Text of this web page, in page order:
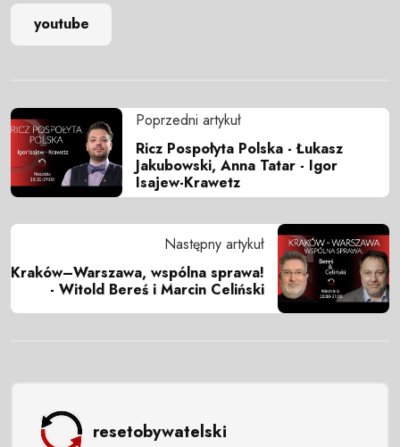
youtube
Poprzedni artykuł
Ricz Pospołyta Polska - Łukasz
Jakubowski, Anna Tatar - Igor
Isajew-Krawetz
Następny artykuł
Kraków–Warszawa, wspólna sprawa!
- Witold Bereś i Marcin Celiński
resetobywatelski